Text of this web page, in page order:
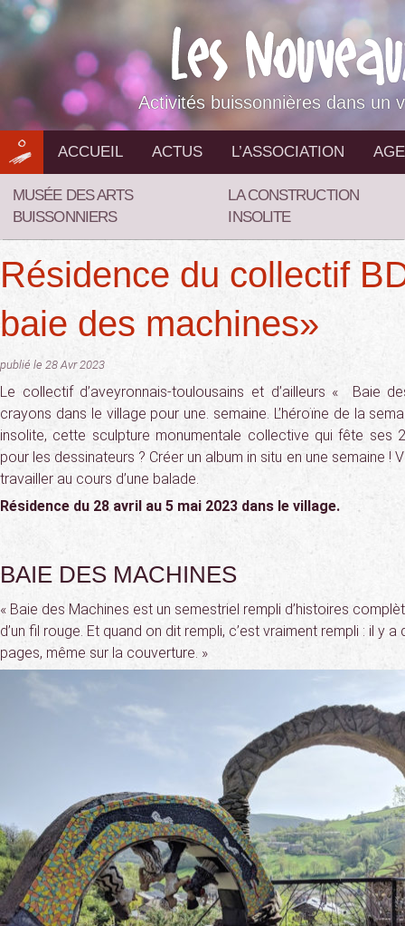
Aller
au
contenu
Activités buissonnières dans un
ACCUEIL ACTUS L’ASSOCIATION
MUSÉE DES ARTS
BUISSONNIERS
LA CONSTRUCTION
INSOLITE
Résidence du collectif
baie des machines»
publié le 28 Avr 2023
Le collectif d’aveyronnais-toulousains et d’ailleurs « Baie
crayons dans le village pour une. semaine. L’héroïne de la
insolite, cette sculpture monumentale collective qui fête ses
pour les dessinateurs ? Créer un album in situ en une semaine !
travailler au cours d’une balade.
Résidence du 28 avril au 5 mai 2023 dans le village.
BAIE DES MACHINES
« Baie des Machines est un semestriel rempli d’histoires
d’un fil rouge. Et quand on dit rempli, c’est vraiment rempli : il y
pages, même sur la couverture. »